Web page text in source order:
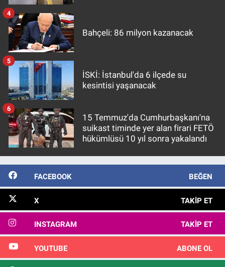
Bahçeli: 86 milyon kazanacak
4
İSKİ: İstanbul'da 6 ilçede su
kesintisi yaşanacak
5
15 Temmuz'da Cumhurbaşkanı'na
suikast timinde yer alan firari FETÖ
hükümlüsü 10 yıl sonra yakalandı
6
FACEBOOK BEĞEN
X TAKIP ET
INSTAGRAM TAKIP ET
YOUTUBE ABONE OL